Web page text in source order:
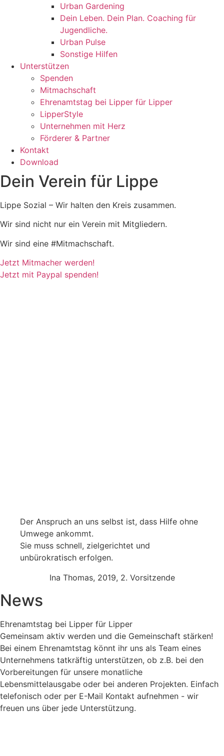
Urban Gardening
Dein Leben. Dein Plan. Coaching für
Jugendliche.
Urban Pulse
Sonstige Hilfen
Unterstützen
Spenden
Mitmachschaft
Ehrenamtstag bei Lipper für Lipper
LipperStyle
Unternehmen mit Herz
Förderer & Partner
Kontakt
Download
Dein Verein für Lippe
Lippe Sozial – Wir halten den Kreis zusammen.
Wir sind nicht nur ein Verein mit Mitgliedern.
Wir sind eine #Mitmachschaft.
Jetzt Mitmacher werden!
Jetzt mit Paypal spenden!
Der Anspruch an uns selbst ist, dass Hilfe ohne
Umwege ankommt.
Sie muss schnell, zielgerichtet und
unbürokratisch erfolgen.
Ina Thomas, 2019, 2. Vorsitzende
News
Ehrenamtstag bei Lipper für Lipper
Gemeinsam aktiv werden und die Gemeinschaft stärken!
Bei einem Ehrenamtstag könnt ihr uns als Team eines
Unternehmens tatkräftig unterstützen, ob z.B. bei den
Vorbereitungen für unsere monatliche
Lebensmittelausgabe oder bei anderen Projekten. Einfach
telefonisch oder per E-Mail Kontakt aufnehmen - wir
freuen uns über jede Unterstützung.